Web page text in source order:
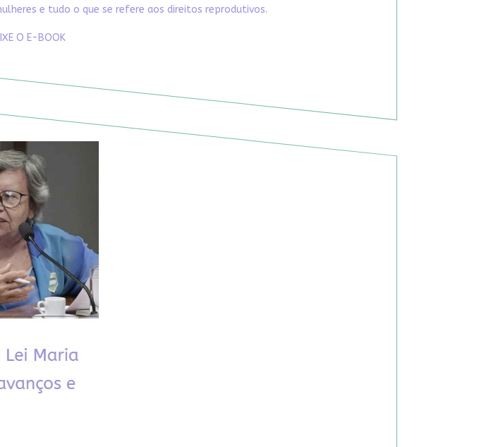
e tudo o que se refere aos direitos reprodutivos.
O E-BOOK